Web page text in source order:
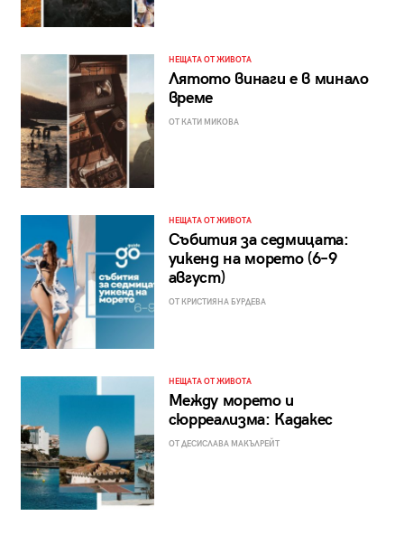
НЕЩАТА ОТ ЖИВОТА
Лятото винаги е в минало
време
ОТ КАТИ МИКОВА
НЕЩАТА ОТ ЖИВОТА
Събития за седмицата:
уикенд на морето (6–9
август)
ОТ КРИСТИЯНА БУРДЕВА
НЕЩАТА ОТ ЖИВОТА
Между морето и
сюрреализма: Кадакес
ОТ ДЕСИСЛАВА МАКЪЛРЕЙТ